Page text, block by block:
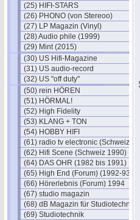
(25) HIFI-STARS
(26) PHONO (von Stereoo)
(27) LP Magazin (Vinyl)
(28) Audio phile (1999)
(29) Mint (2015)
(30) US Hifi-Magazine
(31) US audio-record
(32) US "off duty"
(50) rein HÖREN
(51) HÖRMAL!
(52) High Fidelity
(53) KLANG + TON
(54) HOBBY HIFI
(61) radio tv electronic (Schweiz)
(62) Hifi Scene (Schweiz 1990)
(64) DAS OHR (1982 bis 1991)
(65) High End (Forum) (1992-93)
(66) Hörerlebnis (Forum) 1994
(67) studio magazin
(68) dB Magazin für Studiotechnik
(69) Studiotechnik